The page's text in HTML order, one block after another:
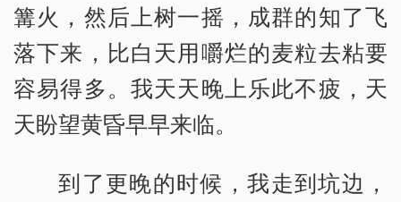
篝火，然后上树一摇，成群的知了飞
落下来，比白天用嚼烂的麦粒去粘要
容易得多。我天天晚上乐此不疲，天
天盼望黄昏早早来临。
到了更晚的时候，我走到坑边，